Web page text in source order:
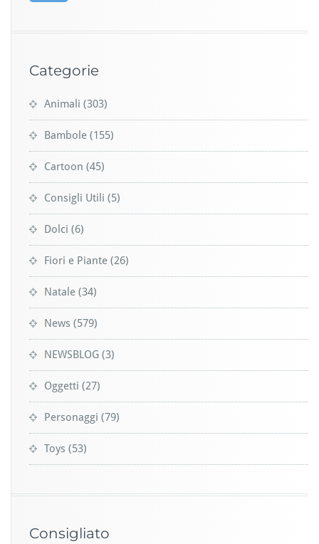
Categorie
Animali (303)
Bambole (155)
Cartoon (45)
Consigli Utili (5)
Dolci (6)
Fiori e Piante (26)
Natale (34)
News (579)
NEWSBLOG (3)
Oggetti (27)
Personaggi (79)
Toys (53)
Consigliato